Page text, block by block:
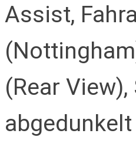
Assist,
(Rear
abgedunkelt